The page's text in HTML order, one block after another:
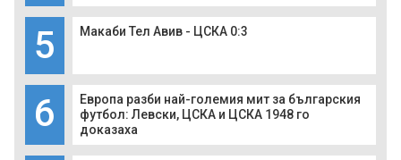
5 Макаби Тел Авив - ЦСКА 0:3
6
Европа разби най-големия мит за българския
футбол: Левски, ЦСКА и ЦСКА 1948 го
доказаха